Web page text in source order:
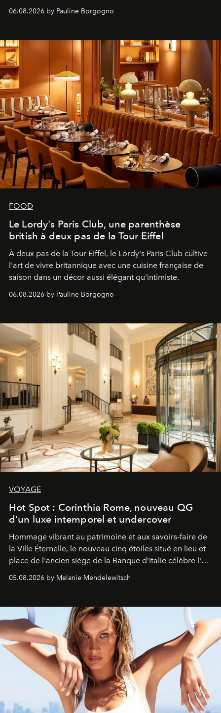
06.08.2026 by Pauline Borgogno
FOOD
Le Lordy's Paris Club, une parenthèse
british à deux pas de la Tour Eiffel
À deux pas de la Tour Eiffel, le Lordy's Paris Club cultive
l'art de vivre britannique avec une cuisine française de
saison dans un décor aussi élégant qu'intimiste.
06.08.2026 by Pauline Borgogno
VOYAGE
Hot Spot : Corinthia Rome, nouveau QG
d'un luxe intemporel et undercover
Hommage vibrant au patrimoine et aux savoirs-faire de
la Ville Éternelle, le nouveau cinq étoiles situé en lieu et
place de l'ancien siège de la Banque d'Italie célèbre l'art
de vivre Romain dans toute son élégance intemporelle.
05.08.2026 by Melanie Mendelewitsch